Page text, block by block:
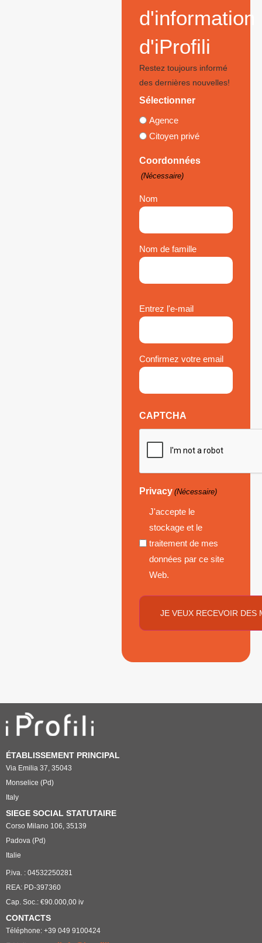
d'information
d'iProfili
Restez toujours informé
des dernières nouvelles!
Sélectionner
Agence
Citoyen privé
Coordonnées
(Nécessaire)
Nom
Nom de famille
Email
(Nécessaire)
Entrez l'e-mail
Confirmez votre email
CAPTCHA
Privacy (Nécessaire)
J'accepte le
stockage et le
traitement de mes
données par ce site
Web.
ÉTABLISSEMENT PRINCIPAL
Via Emilia 37, 35043
Monselice (Pd)
Italy
SIEGE SOCIAL STATUTAIRE
Corso Milano 106, 35139
Padova (Pd)
Italie
P.iva. : 04532250281
REA: PD-397360
Cap. Soc.: €90.000,00 iv
CONTACTS
Téléphone: +39 049 9100424